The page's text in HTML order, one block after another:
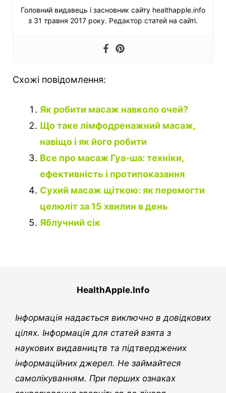
Головний видавець і засновник сайту healthapple.info
з 31 травня 2017 року. Редактор статей на сайті.
Схожі повідомлення:
Як робити масаж навколо очей?
Що таке лімфодренажний масаж,
навіщо і як його робити
Все про масаж Гуа-ша: техніки,
ефективність і протипоказання
Сухий масаж щіткою: як перемогти
целюліт за 15 хвилин в день
Яблучний сік
HealthApple.Info
Інформація надається виключно в довідкових
цілях. Інформація для статей взята з
наукових видавництв та підтверджених
інформаційних джерел. Не займайтеся
самолікуванням. При перших ознаках